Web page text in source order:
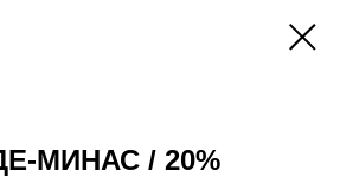
МИНАС / 20%